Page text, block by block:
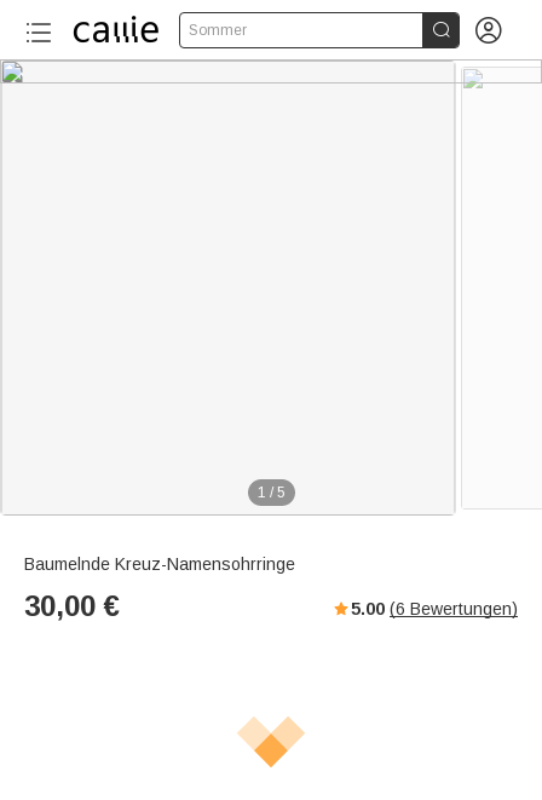
Sommer  
1 / 5
Baumelnde Kreuz-Namensohrringe
30,00 € 5.00 (6 Bewertungen)